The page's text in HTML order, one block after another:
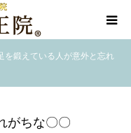
を鍛えている人が意外と忘れ
がちな〇〇